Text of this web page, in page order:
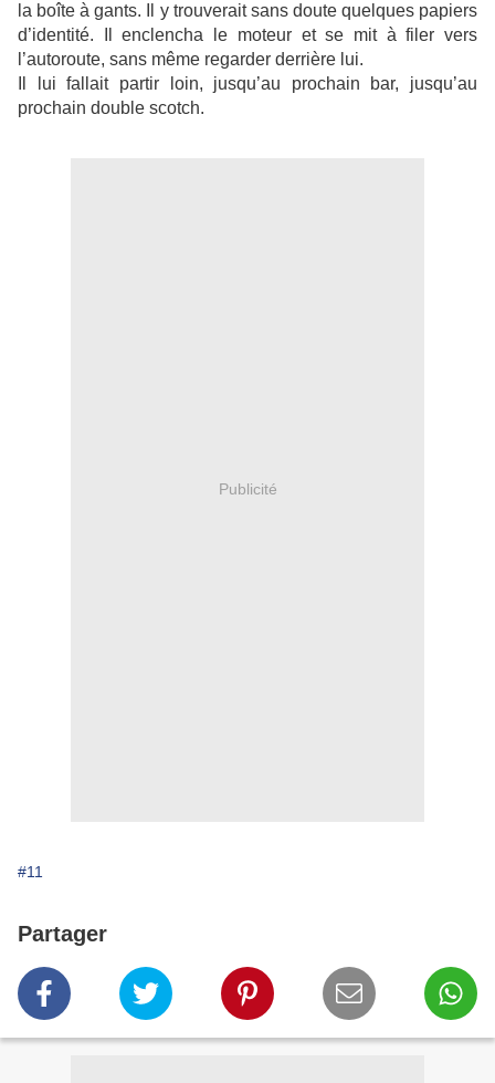
la boîte à gants. Il y trouverait sans doute quelques papiers
d’identité. Il enclencha le moteur et se mit à filer vers
l’autoroute, sans même regarder derrière lui.
Il lui fallait partir loin, jusqu’au prochain bar, jusqu’au
prochain double scotch.
Publicité
#11
Partager